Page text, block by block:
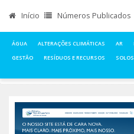
Início Números Publicados
ÁGUA ALTERAÇÕES CLIMÁTICAS AR
GESTÃO
RESÍDUOS E RECURSOS SOLOS